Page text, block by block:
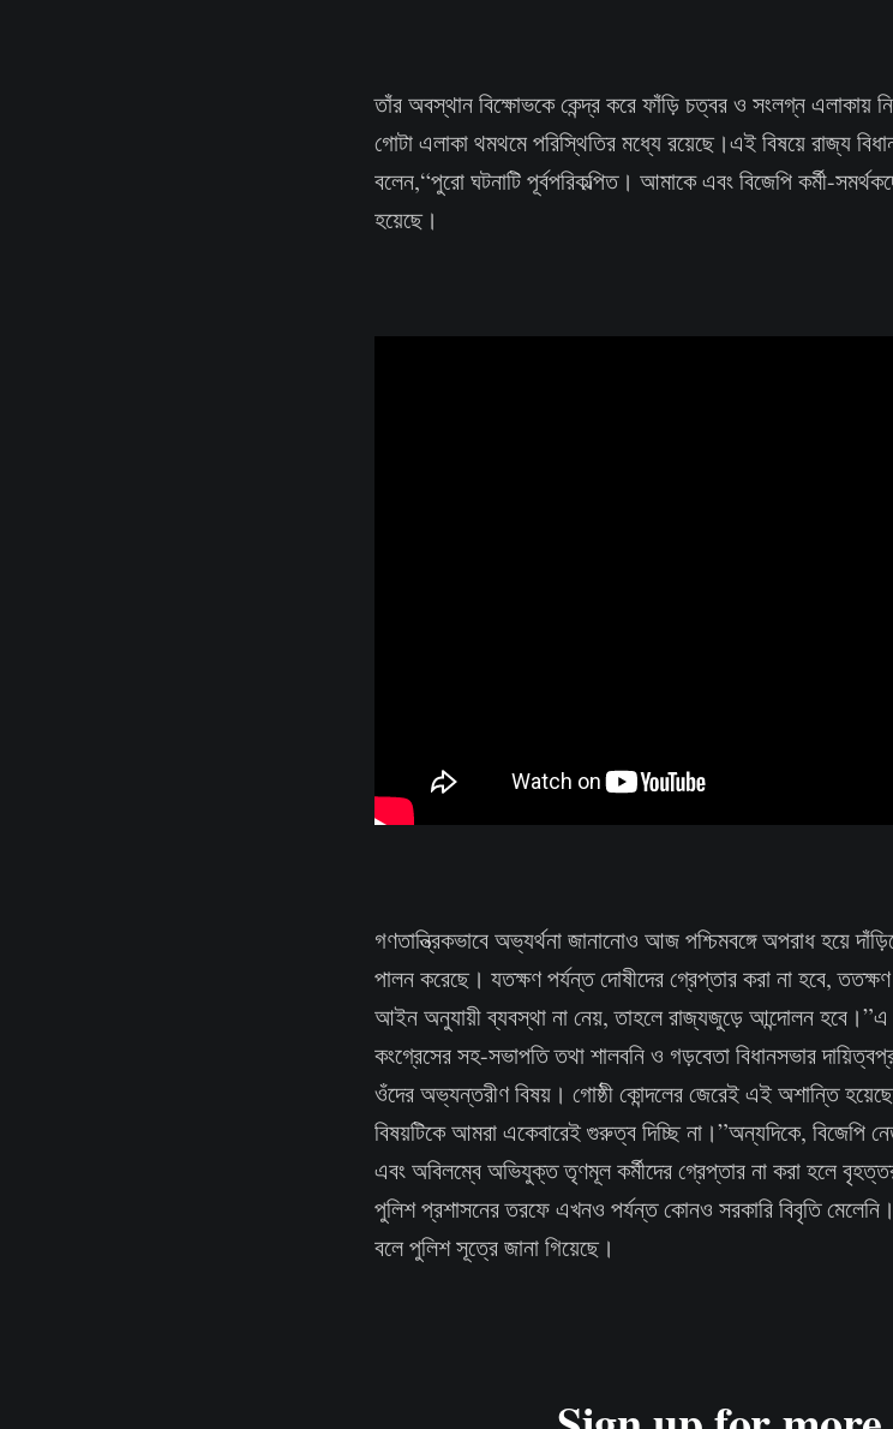
তাঁর অবস্থান বিক্ষোভকে কেন্দ্র করে ফাঁড়ি চত্বর ও সংলগ্ন এলাকায়
গোটা এলাকা থমথমে পরিস্থিতির মধ্যে রয়েছে।এই বিষয়ে রাজ্য
বলেন,“পুরো ঘটনাটি পূর্বপরিকল্পিত। আমাকে এবং বিজেপি কর্মী-
হয়েছে।
গণতান্ত্রিকভাবে অভ্যর্থনা জানানোও আজ পশ্চিমবঙ্গে অপরাধ হয়ে
পালন করেছে। যতক্ষণ পর্যন্ত দোষীদের গ্রেপ্তার করা না হবে,
আইন অনুযায়ী ব্যবস্থা না নেয়, তাহলে রাজ্যজুড়ে আন্দোলন হবে।”এ
কংগ্রেসের সহ-সভাপতি তথা শালবনি ও গড়বেতা বিধানসভার
ওঁদের অভ্যন্তরীণ বিষয়। গোষ্ঠী কোন্দলের জেরেই এই অশান্তি
বিষয়টিকে আমরা একেবারেই গুরুত্ব দিচ্ছি না।”অন্যদিকে, বিজেপি
এবং অবিলম্বে অভিযুক্ত তৃণমূল কর্মীদের গ্রেপ্তার না করা হলে
পুলিশ প্রশাসনের তরফে এখনও পর্যন্ত কোনও সরকারি বিবৃতি
বলে পুলিশ সূত্রে জানা গিয়েছে।